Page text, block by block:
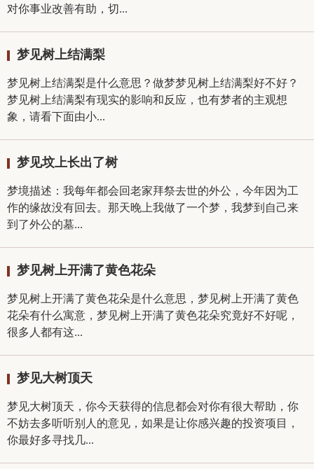
对你事业改善有助，切...
梦见树上结满梨
梦见树上结满梨是什么意思？做梦梦见树上结满梨好不好？
梦见树上结满梨有现实的影响和反应，也有梦者的主观想
象，请看下面由小...
梦见坟上长出了树
梦境描述：我每年都会回老家拜祭去世的外公，今年因为工
作的缘故没有回去。那天晚上我做了一个梦，我梦到自己来
到了外公的墓...
梦见树上开满了黄色花朵
梦见树上开满了黄色花朵是什么意思，梦见树上开满了黄色
花朵有什么寓意，梦见树上开满了黄色花朵究竟好不好呢，
很多人都有这...
梦见大树顶天
梦见大树顶天，你今天获得的信息都会对你有很大帮助，你
不妨去多听听别人的意见，如果是让你感兴趣的投资项目，
你最好多寻找几...